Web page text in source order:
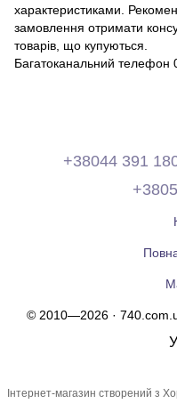
характеристиками.
замовлення отримати
товарів, що купуються.
Багатоканальний телефон
+38044 391
© 2010—2026 ·
Інтернет-магазин створений з